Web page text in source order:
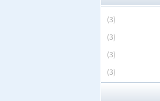
(
3
)
(
3
)
(
3
)
(
3
)